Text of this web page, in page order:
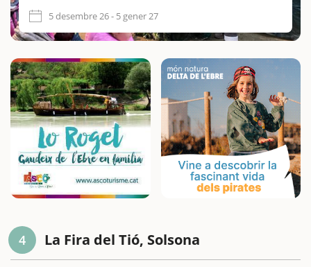
5 desembre 26 - 5 gener 27
4 La Fira del Tió, Solsona